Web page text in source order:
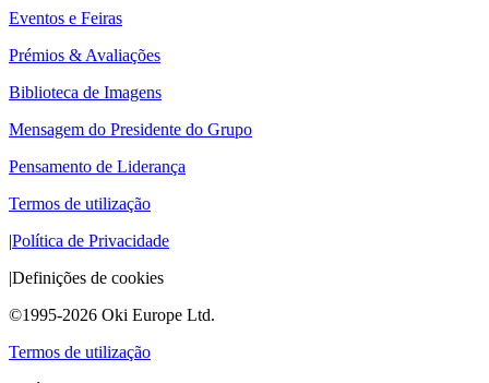
Eventos e Feiras
Prémios & Avaliações
Biblioteca de Imagens
Mensagem do Presidente do Grupo
Pensamento de Liderança
Termos de utilização
|Política de Privacidade
|Definições de cookies
©1995-2026 Oki Europe Ltd.
Termos de utilização